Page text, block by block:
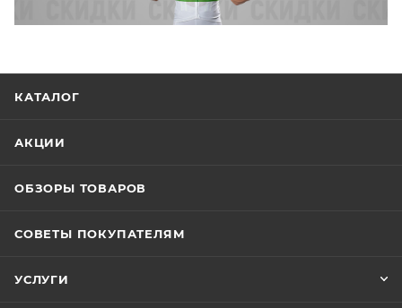
КАТАЛОГ
АКЦИИ
ОБЗОРЫ ТОВАРОВ
СОВЕТЫ ПОКУПАТЕЛЯМ
УСЛУГИ